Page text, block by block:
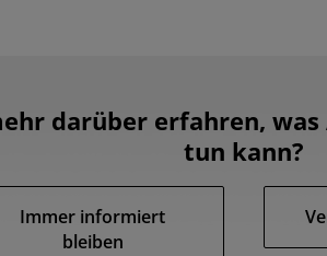
darüber erfahren,
tun kann?
Immer informiert
bleiben